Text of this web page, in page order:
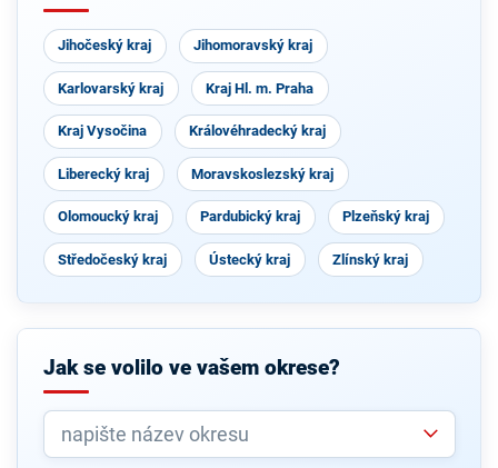
Jihočeský kraj Jihomoravský kraj
Karlovarský kraj Kraj Hl. m. Praha
Kraj Vysočina Královéhradecký kraj
Liberecký kraj Moravskoslezský kraj
Olomoucký kraj Pardubický kraj Plzeňský kraj
Středočeský kraj Ústecký kraj Zlínský kraj
Jak se volilo ve vašem okrese?